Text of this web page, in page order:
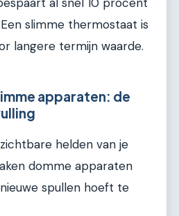
al snel 10 procent
slimme thermostaat is
langere termijn waarde.
apparaten: de
helden van je
domme apparaten
spullen hoeft te